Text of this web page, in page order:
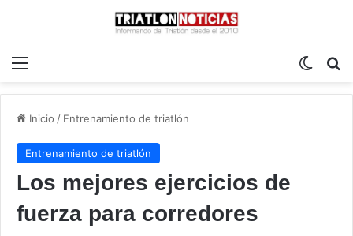
Inicio / Entrenamiento de triatlón
Entrenamiento de triatlón
Los mejores ejercicios de
fuerza para corredores